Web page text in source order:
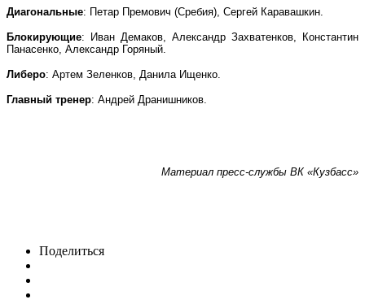
Диагональные: Петар Премович (Сребия), Сергей Каравашкин.
Блокирующие: Иван Демаков, Александр Захватенков, Константин
Панасенко, Александр Горяный.
Либеро: Артем Зеленков, Данила Ищенко.
Главный тренер: Андрей Дранишников.
Материал пресс-службы ВК «Кузбасс»
Поделиться